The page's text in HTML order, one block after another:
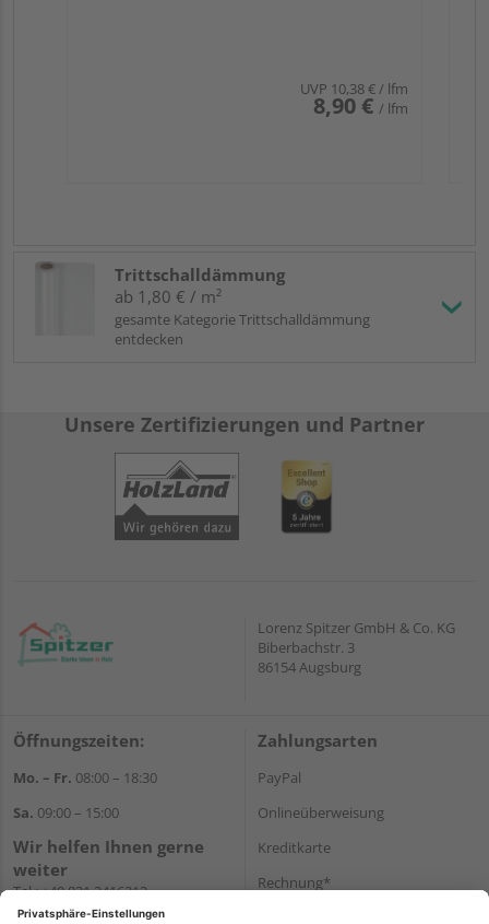
UVP 10,38 €/ lfm
8,90 € / lfm
Trittschalldämmung
ab 1,80 € / m²
gesamte Kategorie Trittschalldämmung
entdecken
Unsere Zertifizierungen und Partner
Lorenz Spitzer GmbH & Co. KG
Biberbachstr. 3
86154 Augsburg
Öffnungszeiten:
Mo. – Fr. 08:00 – 18:30
Sa. 09:00 – 15:00
Wir helfen Ihnen gerne
weiter
Tel.:+49 821 2416212
E-Mail:verwaltung@spitzer-
Zahlungsarten
PayPal
Onlineüberweisung
Kreditkarte
Rechnung*